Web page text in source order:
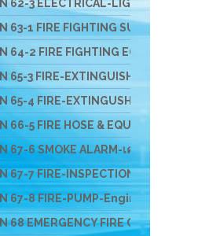
62-3 ELECTRICAL-LIGHT-ติดตั้งสายล่อฟ้
63-1 FIRE FIGHTING SUIT ชุดผจญเพลิง
64-2 FIRE FIGHTING EQUIPMENT อุป
65-3 FIRE-EXTINGUISHER & FIRE
65-4 FIRE-EXTINGUSHER-EV-แบตเตอรี่
66-5 FIRE HOSE & EQUIPMENTS อุปก
67-6 SMOKE ALARM-เครื่องจับควัน-ไฟ
67-7 FIRE-INSPECTION-SERVICE-บริก
67-8 FIRE-PUMP-Engine-ปั๊มหาบหาม-เ
68 EMERGENCY FIRE CHEM